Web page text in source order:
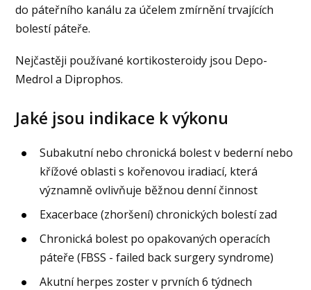
do páteřního kanálu za účelem zmírnění trvajících
bolestí páteře.
Nejčastěji používané kortikosteroidy jsou Depo-
Medrol a Diprophos.
Jaké jsou indikace k výkonu
Subakutní nebo chronická bolest v bederní nebo
křížové oblasti s kořenovou iradiací, která
významně ovlivňuje běžnou denní činnost
Exacerbace (zhoršení) chronických bolestí zad
Chronická bolest po opakovaných operacích
páteře (FBSS - failed back surgery syndrome)
Akutní herpes zoster v prvních 6 týdnech